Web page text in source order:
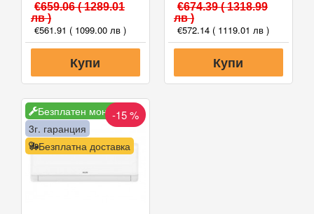
€659.06( 1289.01
лв )
€561.91 ( 1099.00 лв )
Купи
€674.39( 1318.99
лв )
€572.14 ( 1119.01 лв )
Купи
Безплатен монтаж
Безплатна доставка
3г. гаранция
-15 %